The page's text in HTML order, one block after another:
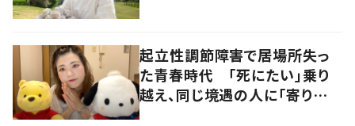
起立性調節障害で居場所失っ
た青春時代 「死にたい」乗り
越え、同じ境遇の人に「寄り添